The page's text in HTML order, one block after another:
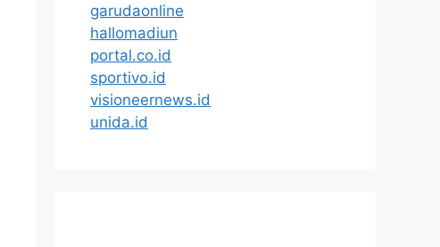
garudaonline
hallomadiun
portal.co.id
sportivo.id
visioneernews.id
unida.id